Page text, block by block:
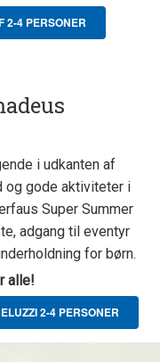
2-4 PERSONER
i udkanten af
og gode aktiviteter i
Super Summer
adgang til eventyr
for børn.
alle!
2-4 PERSONER